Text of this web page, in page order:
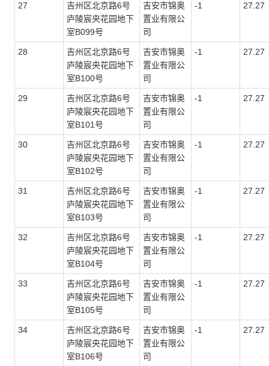
27
吉州区北京路6号
庐陵宸央花园地下
室B099号
吉安市锦奥
置业有限公
司
-1 27.27
28
吉州区北京路6号
庐陵宸央花园地下
室B100号
吉安市锦奥
置业有限公
司
-1 27.27
29
吉州区北京路6号
庐陵宸央花园地下
室B101号
吉安市锦奥
置业有限公
司
-1 27.27
30
吉州区北京路6号
庐陵宸央花园地下
室B102号
吉安市锦奥
置业有限公
司
-1 27.27
31
吉州区北京路6号
庐陵宸央花园地下
室B103号
吉安市锦奥
置业有限公
司
-1 27.27
32
吉州区北京路6号
庐陵宸央花园地下
室B104号
吉安市锦奥
置业有限公
司
-1 27.27
33
吉州区北京路6号
庐陵宸央花园地下
室B105号
吉安市锦奥
置业有限公
司
-1 27.27
34
吉州区北京路6号
庐陵宸央花园地下
室B106号
吉安市锦奥
置业有限公
司
-1 27.27